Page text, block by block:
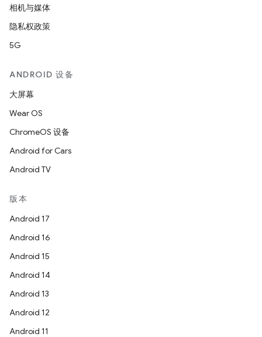
相机与媒体
隐私权政策
5G
ANDROID 设备
大屏幕
Wear OS
ChromeOS 设备
Android for Cars
Android TV
版本
Android 17
Android 16
Android 15
Android 14
Android 13
Android 12
Android 11